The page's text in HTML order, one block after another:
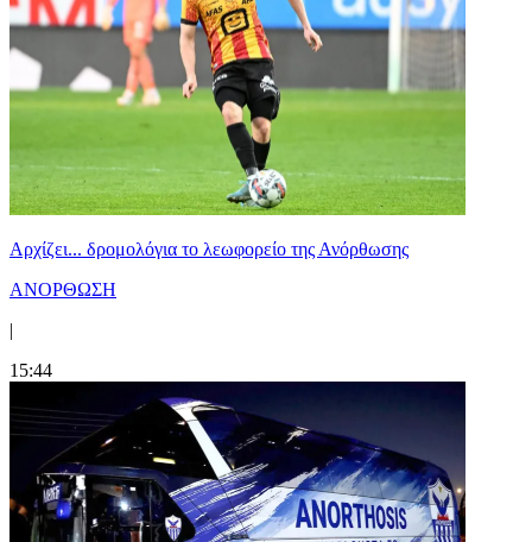
Αρχίζει... δρομολόγια το λεωφορείο της Ανόρθωσης
ΑΝΟΡΘΩΣΗ
|
15:44